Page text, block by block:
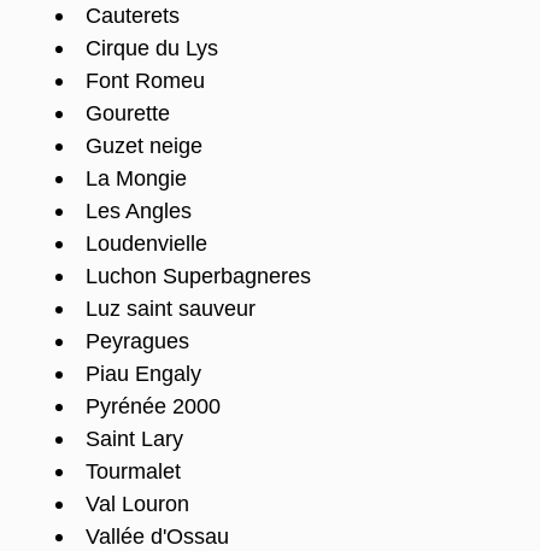
Cauterets
Cirque du Lys
Font Romeu
Gourette
Guzet neige
La Mongie
Les Angles
Loudenvielle
Luchon Superbagneres
Luz saint sauveur
Peyragues
Piau Engaly
Pyrénée 2000
Saint Lary
Tourmalet
Val Louron
Vallée d'Ossau